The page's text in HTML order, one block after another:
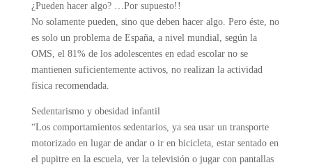
¿Pueden hacer algo? …Por supuesto!!
No solamente pueden, sino que deben hacer algo. Pero éste, no
es solo un problema de España, a nivel mundial, según la
OMS, el 81% de los adolescentes en edad escolar no se
mantienen suficientemente activos, no realizan la actividad
física recomendada.
Sedentarismo y obesidad infantil
“Los comportamientos sedentarios, ya sea usar un transporte
motorizado en lugar de andar o ir en bicicleta, estar sentado en
el pupitre en la escuela, ver la televisión o jugar con pantallas